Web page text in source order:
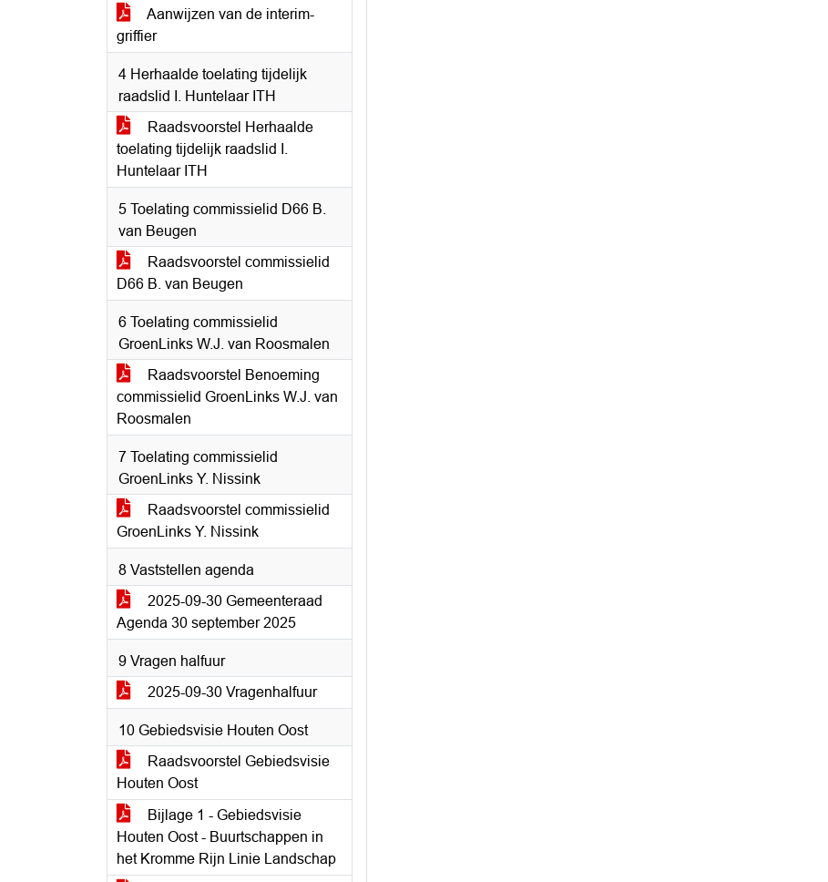
Aanwijzen van de interim-
griffier
4 Herhaalde toelating tijdelijk
raadslid I. Huntelaar ITH
Raadsvoorstel Herhaalde
toelating tijdelijk raadslid I.
Huntelaar ITH
5 Toelating commissielid D66 B.
van Beugen
Raadsvoorstel commissielid
D66 B. van Beugen
6 Toelating commissielid
GroenLinks W.J. van Roosmalen
Raadsvoorstel Benoeming
commissielid GroenLinks W.J. van
Roosmalen
7 Toelating commissielid
GroenLinks Y. Nissink
Raadsvoorstel commissielid
GroenLinks Y. Nissink
8 Vaststellen agenda
2025-09-30 Gemeenteraad
Agenda 30 september 2025
9 Vragen halfuur
2025-09-30 Vragenhalfuur
10 Gebiedsvisie Houten Oost
Raadsvoorstel Gebiedsvisie
Houten Oost
Bijlage 1 - Gebiedsvisie
Houten Oost - Buurtschappen in
het Kromme Rijn Linie Landschap